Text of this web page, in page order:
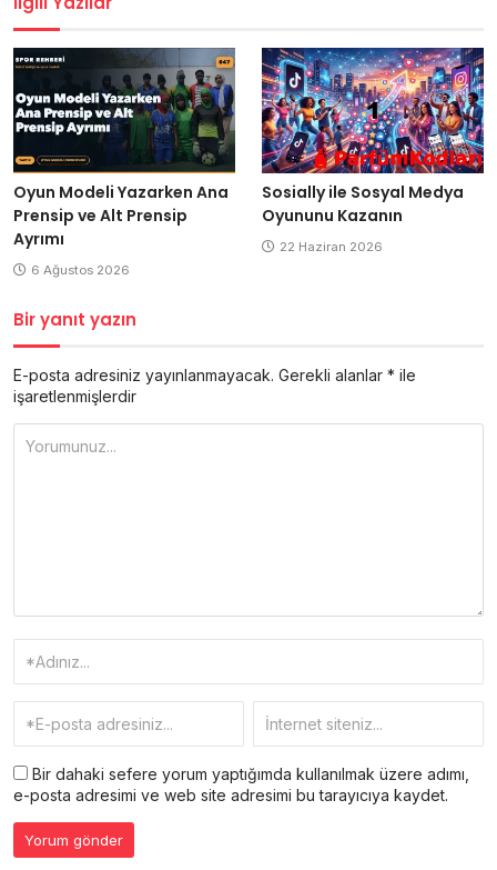
Oyun Modeli Yazarken Ana
Prensip ve Alt Prensip
Ayrımı
6 Ağustos 2026
Sosially ile Sosyal Medya
Oyununu Kazanın
22 Haziran 2026
Bir yanıt yazın
E-posta adresiniz yayınlanmayacak. Gerekli alanlar * ile
işaretlenmişlerdir
Bir dahaki sefere yorum yaptığımda kullanılmak üzere adımı,
e-posta adresimi ve web site adresimi bu tarayıcıya kaydet.